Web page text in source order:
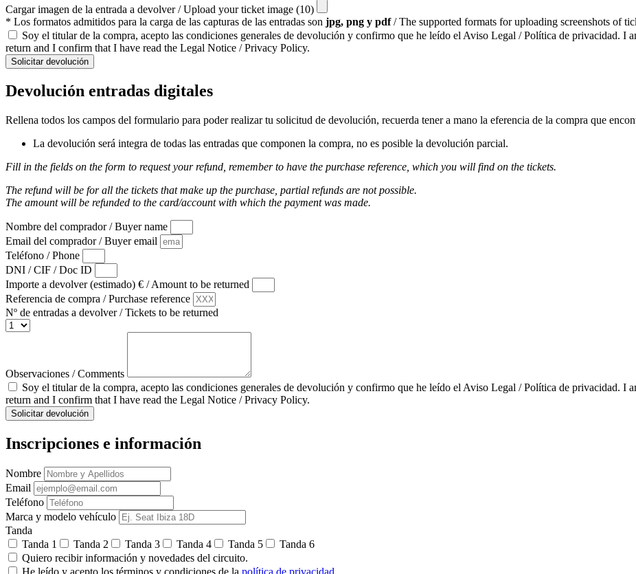
Cargar imagen de la entrada a devolver / Upload your ticket image (10)
* Los formatos admitidos para la carga de las capturas de las entradas son jpg, png y pdf/ The supported formats for uploading screenshots of
Soy el titular de la compra, acepto las condiciones generales de devolución y confirmo que he leído el Aviso Legal / Política de privacidad. I
return and I confirm that I have read the Legal Notice / Privacy Policy.
Solicitar devolución
Devolución entradas digitales
Rellena todos los campos del formulario para poder realizar tu solicitud de devolución, recuerda tener a mano la eferencia de la compra que
La devolución será integra de todas las entradas que componen la compra, no es posible la devolución parcial.
Fill in the fields on the form to request your refund, remember to have the purchase reference, which you will find on the tickets.
The refund will be for all the tickets that make up the purchase, partial refunds are not possible.
The amount will be refunded to the card/account with which the payment was made.
Nombre del comprador / Buyer name
Email del comprador / Buyer email
Teléfono / Phone
DNI / CIF / Doc ID
Importe a devolver (estimado) € / Amount to be returned
Referencia de compra / Purchase reference
Nº de entradas a devolver / Tickets to be returned
Observaciones / Comments
Soy el titular de la compra, acepto las condiciones generales de devolución y confirmo que he leído el Aviso Legal / Política de privacidad. I
return and I confirm that I have read the Legal Notice / Privacy Policy.
Solicitar devolución
Inscripciones e información
Nombre
Email
Teléfono
Marca y modelo vehículo
Tanda
Tanda 1
Tanda 2 Tanda 3 Tanda 4 Tanda 5
Tanda 6
Quiero recibir información y novedades del circuito.